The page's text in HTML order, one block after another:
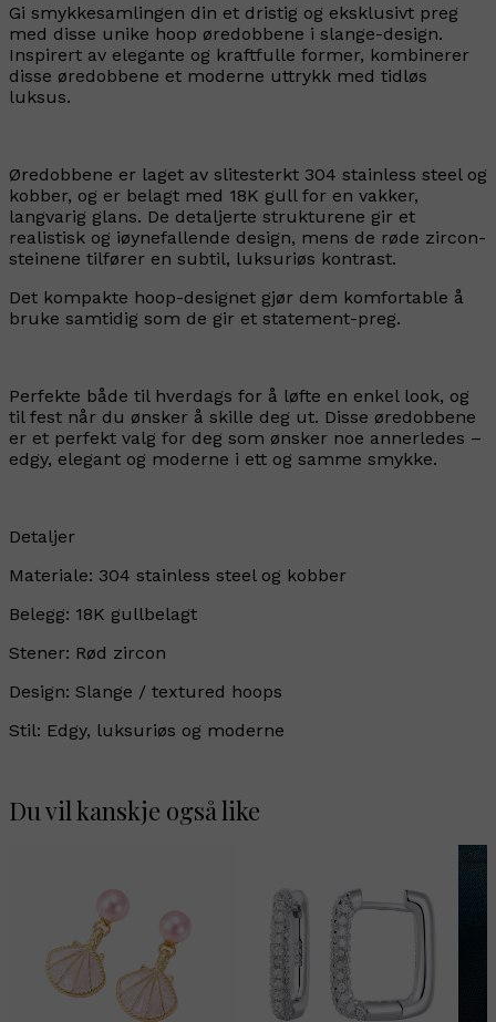
Gi smykkesamlingen din et dristig og eksklusivt preg
med disse unike hoop øredobbene i slange-design.
Inspirert av elegante og kraftfulle former, kombinerer
disse øredobbene et moderne uttrykk med tidløs
luksus.
Øredobbene er laget av slitesterkt 304 stainless steel og
kobber, og er belagt med 18K gull for en vakker,
langvarig glans. De detaljerte strukturene gir et
realistisk og iøynefallende design, mens de røde zircon-
steinene tilfører en subtil, luksuriøs kontrast.
Det kompakte hoop-designet gjør dem komfortable å
bruke samtidig som de gir et statement-preg.
Perfekte både til hverdags for å løfte en enkel look, og
til fest når du ønsker å skille deg ut. Disse øredobbene
er et perfekt valg for deg som ønsker noe annerledes –
edgy, elegant og moderne i ett og samme smykke.
Detaljer
Materiale: 304 stainless steel og kobber
Belegg: 18K gullbelagt
Stener: Rød zircon
Design: Slange / textured hoops
Stil: Edgy, luksuriøs og moderne
Du vil kanskje også like